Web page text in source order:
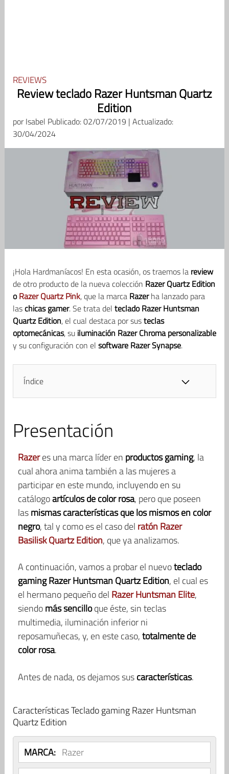
REVIEWS
Review teclado Razer Huntsman Quartz
Edition
porIsabel Publicado: 02/07/2019 | Actualizado:
30/04/2024
¡Hola Hardmaníacos! En esta ocasión, os traemos la review
de otro producto de la nueva colección Razer Quartz Edition
oRazer Quartz Pink, que la marca Razerha lanzado para
laschicas gamer. Se trata del teclado Razer Huntsman
Quartz Edition, el cual destaca por susteclas
optomecánicas, su iluminación Razer Chroma personalizable
y su configuración con el software Razer Synapse.
Índice
Presentación
Razeres una marca líder en productos gaming, la
cual ahora anima también a las mujeres a
participar en este mundo, incluyendo en su
catálogoartículos de color rosa, pero que poseen
lasmismas características que los mismos en color
negro, tal y como es el caso del ratón Razer
Basilisk Quartz Edition, que ya analizamos.
A continuación, vamos a probar el nuevoteclado
gaming Razer Huntsman Quartz Edition, el cual es
el hermano pequeño del Razer Huntsman Elite,
siendomás sencilloque éste, sin teclas
multimedia, iluminación inferior ni
reposamuñecas, y, en este caso,totalmente de
color rosa.
Antes de nada, os dejamos suscaracterísticas.
Características Teclado gaming Razer Huntsman
Quartz Edition
MARCA: Razer